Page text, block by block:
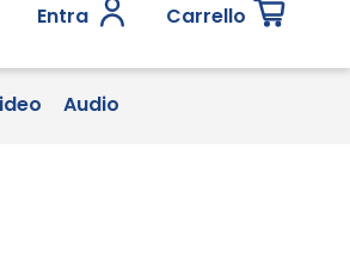
Entra Carrello
Audio